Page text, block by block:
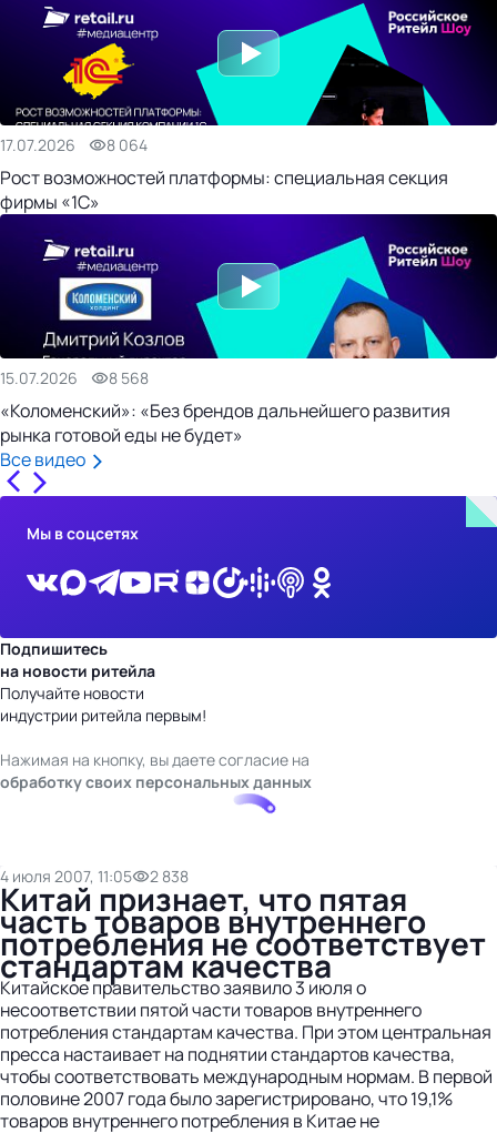
17.07.2026 8 064
Рост возможностей платформы: специальная секция
фирмы «1С»
15.07.2026 8 568
«Коломенский»: «Без брендов дальнейшего развития
рынка готовой еды не будет»
Все видео
Мы в соцсетях
Подпишитесь
на новости ритейла
Получайте новости
индустрии ритейла первым!
Нажимая на кнопку, вы даете согласие на
обработку своих персональных данных
4 июля 2007, 11:05 2 838
Китай признает, что пятая
часть товаров внутреннего
потребления не соответствует
стандартам качества
Китайское правительство заявило 3 июля о
несоответствии пятой части товаров внутреннего
потребления стандартам качества. При этом центральная
пресса настаивает на поднятии стандартов качества,
чтобы соответствовать международным нормам. В первой
половине 2007 года было зарегистрировано, что 19,1%
товаров внутреннего потребления в Китае не